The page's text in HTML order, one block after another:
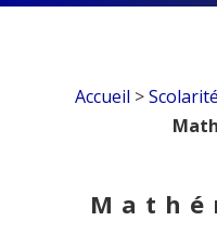
Accueil >Scolarité